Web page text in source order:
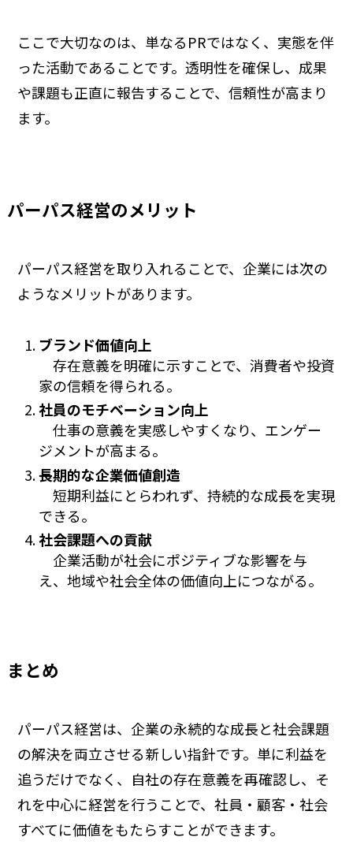
ここで大切なのは、単なるPRではなく、実態を伴
った活動であることです。透明性を確保し、成果
や課題も正直に報告することで、信頼性が高まり
ます。
パーパス経営のメリット
パーパス経営を取り入れることで、企業には次の
ようなメリットがあります。
ブランド価値向上
存在意義を明確に示すことで、消費者や投資
家の信頼を得られる。
社員のモチベーション向上
仕事の意義を実感しやすくなり、エンゲー
ジメントが高まる。
長期的な企業価値創造
短期利益にとらわれず、持続的な成長を実現
できる。
社会課題への貢献
企業活動が社会にポジティブな影響を与
え、地域や社会全体の価値向上につながる。
まとめ
パーパス経営は、企業の永続的な成長と社会課題
の解決を両立させる新しい指針です。単に利益を
追うだけでなく、自社の存在意義を再確認し、そ
れを中心に経営を行うことで、社員・顧客・社会
すべてに価値をもたらすことができます。